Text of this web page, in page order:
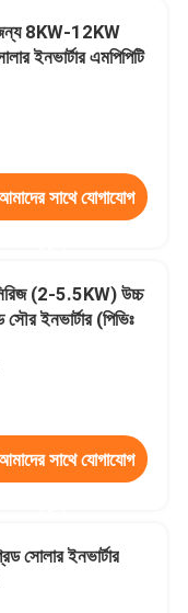
8KW-12KW
ইনভার্টার এমপিপিটি
সাথে যোগাযোগ
(2-5.5KW) উচ্চ
ইনভার্টার (পিভিঃ
সাথে যোগাযোগ
ইনভার্টার